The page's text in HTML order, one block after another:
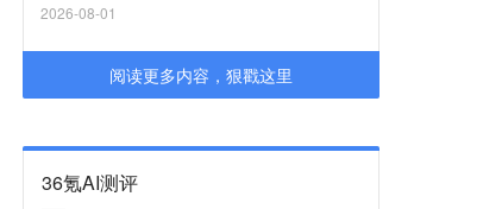
2026-08-01
阅读更多内容，狠戳这里
36氪AI测评